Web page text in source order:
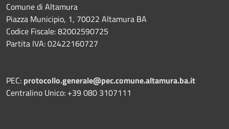
Comune di Altamura
Piazza Municipio, 1, 70022 Altamura BA
Codice Fiscale: 82002590725
Partita IVA: 02422160727
PEC: protocollo.generale@pec.comune.altamura.ba.it
Centralino Unico: +39 080 3107111